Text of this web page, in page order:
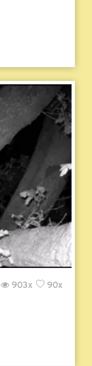
90x
903x